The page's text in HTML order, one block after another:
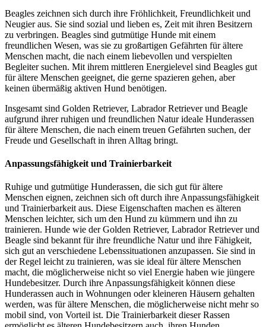
Beagles zeichnen sich durch ihre Fröhlichkeit, Freundlichkeit und
Neugier aus. Sie sind sozial und lieben es, Zeit mit ihren Besitzern
zu verbringen. Beagles sind gutmütige Hunde mit einem
freundlichen Wesen, was sie zu großartigen Gefährten für ältere
Menschen macht, die nach einem liebevollen und verspielten
Begleiter suchen. Mit ihrem mittleren Energielevel sind Beagles gut
für ältere Menschen geeignet, die gerne spazieren gehen, aber
keinen übermäßig aktiven Hund benötigen.
Insgesamt sind Golden Retriever, Labrador Retriever und Beagle
aufgrund ihrer ruhigen und freundlichen Natur ideale Hunderassen
für ältere Menschen, die nach einem treuen Gefährten suchen, der
Freude und Gesellschaft in ihren Alltag bringt.
Anpassungsfähigkeit und Trainierbarkeit
Ruhige und gutmütige Hunderassen, die sich gut für ältere
Menschen eignen, zeichnen sich oft durch ihre Anpassungsfähigkeit
und Trainierbarkeit aus. Diese Eigenschaften machen es älteren
Menschen leichter, sich um den Hund zu kümmern und ihn zu
trainieren. Hunde wie der Golden Retriever, Labrador Retriever und
Beagle sind bekannt für ihre freundliche Natur und ihre Fähigkeit,
sich gut an verschiedene Lebenssituationen anzupassen. Sie sind in
der Regel leicht zu trainieren, was sie ideal für ältere Menschen
macht, die möglicherweise nicht so viel Energie haben wie jüngere
Hundebesitzer. Durch ihre Anpassungsfähigkeit können diese
Hunderassen auch in Wohnungen oder kleineren Häusern gehalten
werden, was für ältere Menschen, die möglicherweise nicht mehr so
mobil sind, von Vorteil ist. Die Trainierbarkeit dieser Rassen